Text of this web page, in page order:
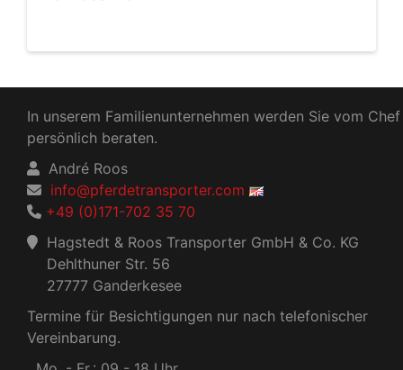
In unserem Familienunternehmen werden Sie vom Chef
persönlich beraten.
André Roos
info@pferdetransporter.com
+49 (0)171-702 35 70
Hagstedt & Roos Transporter GmbH & Co. KG
Dehlthuner Str. 56
27777 Ganderkesee
Termine für Besichtigungen nur nach telefonischer
Vereinbarung.